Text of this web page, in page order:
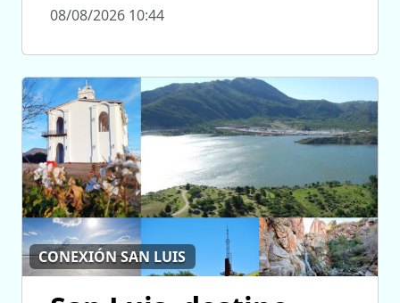
08/08/2026 10:44
CONEXIÓN SAN LUIS